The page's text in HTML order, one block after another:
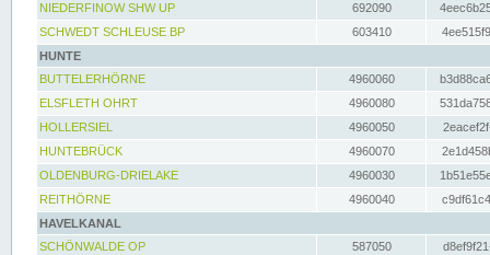
NIEDERFINOW SHW UP
692090
SCHWEDT SCHLEUSE BP
603410
HUNTE
BUTTELERHÖRNE
4960060
ELSFLETH OHRT
4960080
HOLLERSIEL
4960050
HUNTEBRÜCK
4960070
OLDENBURG-DRIELAKE
4960030
REITHÖRNE
4960040
HAVELKANAL
SCHÖNWALDE OP
587050